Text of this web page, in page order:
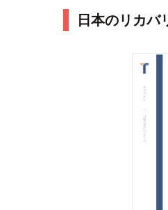
日本のリカバ